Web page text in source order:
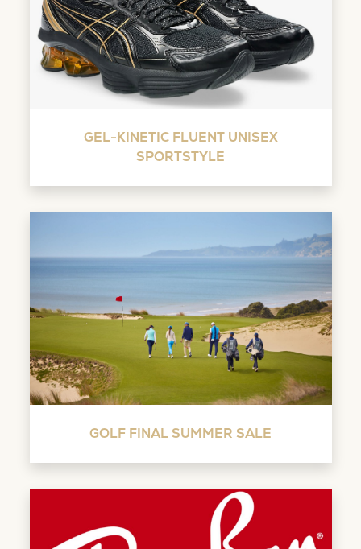
GEL-KINETIC FLUENT UNISEX
SPORTSTYLE
GOLF FINAL SUMMER SALE